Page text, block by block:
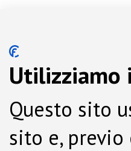
Utilizziamo
Questo sito
sito e,